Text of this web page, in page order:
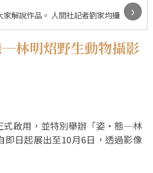
解說作品。 人間社記者劉家均攝
›
林明炤野生動物攝影
式啟用，並特別舉辦「姿‧態─林
日起展出至10月6日，透過影像